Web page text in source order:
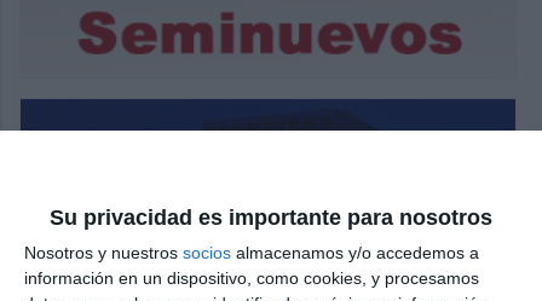
Su privacidad es importante para nosotros
Nosotros y nuestros socios almacenamos y/o accedemos a
información en un dispositivo, como cookies, y procesamos